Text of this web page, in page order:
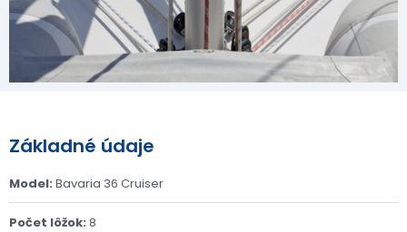
Základné údaje
Model: Bavaria 36 Cruiser
Počet lôžok: 8